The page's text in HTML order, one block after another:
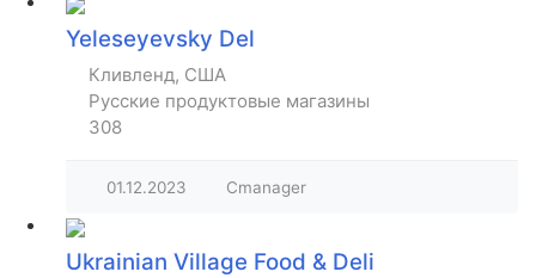
Yeleseyevsky Del
Кливленд, США
Русские продуктовые магазины
308
01.12.2023 Cmanager
Ukrainian Village Food & Deli